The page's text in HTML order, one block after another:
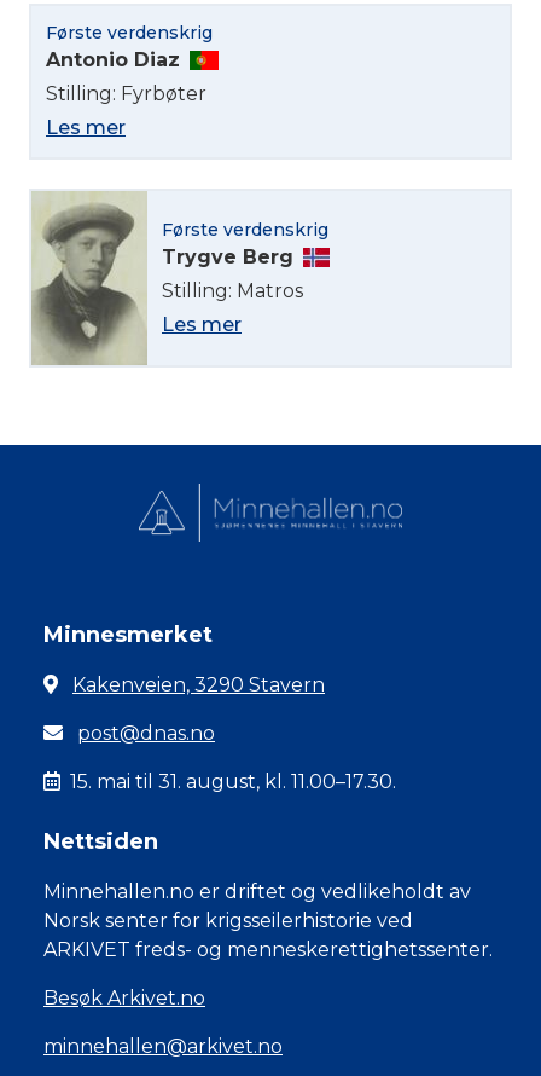
Første verdenskrig
Antonio Diaz
Stilling: Fyrbøter
Les mer
Første verdenskrig
Trygve Berg
Stilling: Matros
Les mer
Minnesmerket
Kakenveien, 3290 Stavern
post@dnas.no
15. mai til 31. august, kl. 11.00–17.30.
Nettsiden
Minnehallen.no er driftet og vedlikeholdt av
Norsk senter for krigsseilerhistorie ved
ARKIVET freds- og menneskerettighetssenter.
Besøk Arkivet.no
minnehallen@arkivet.no
Norsk bokmål